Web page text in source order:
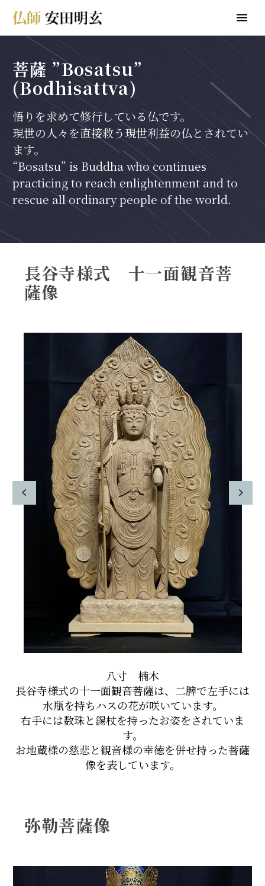
菩薩 ”Bosatsu”
(Bodhisattva)
悟りを求めて修行している仏です。
現世の人々を直接救う現世利益の仏とされてい
ます。
“Bosatsu” is Buddha who continues
practicing to reach enlightenment and to
rescue all ordinary people of the world.
長谷寺様式 十一面観音菩
薩像
八寸 楠木
長谷寺様式の十一面観音菩薩は、二脾で左手には
水瓶を持ちハスの花が咲いています。
右手には数珠と錫杖を持ったお姿をされていま
す。
お地蔵様の慈悲と観音様の幸徳を併せ持った菩薩
像を表しています。
弥勒菩薩像